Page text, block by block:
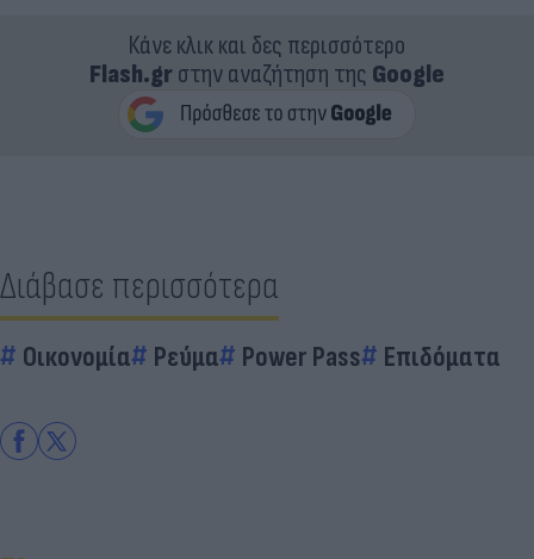
Κάνε κλικ και δες περισσότερο
Flash.grστην αναζήτηση της Google
Διάβασε περισσότερα
Οικονομία Ρεύμα Power Pass Επιδόματα